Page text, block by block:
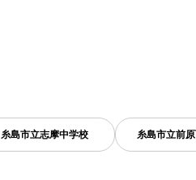
糸島市立志摩中学校 糸島市立前